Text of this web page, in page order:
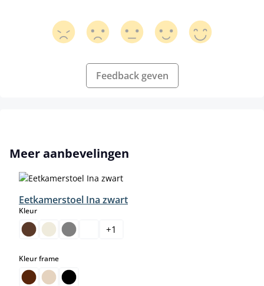
Feedback geven
Productgalerij overslaan
Meer aanbevelingen
Eetkamerstoel Ina zwart
Kleurselect
+1
Kleur frameselect